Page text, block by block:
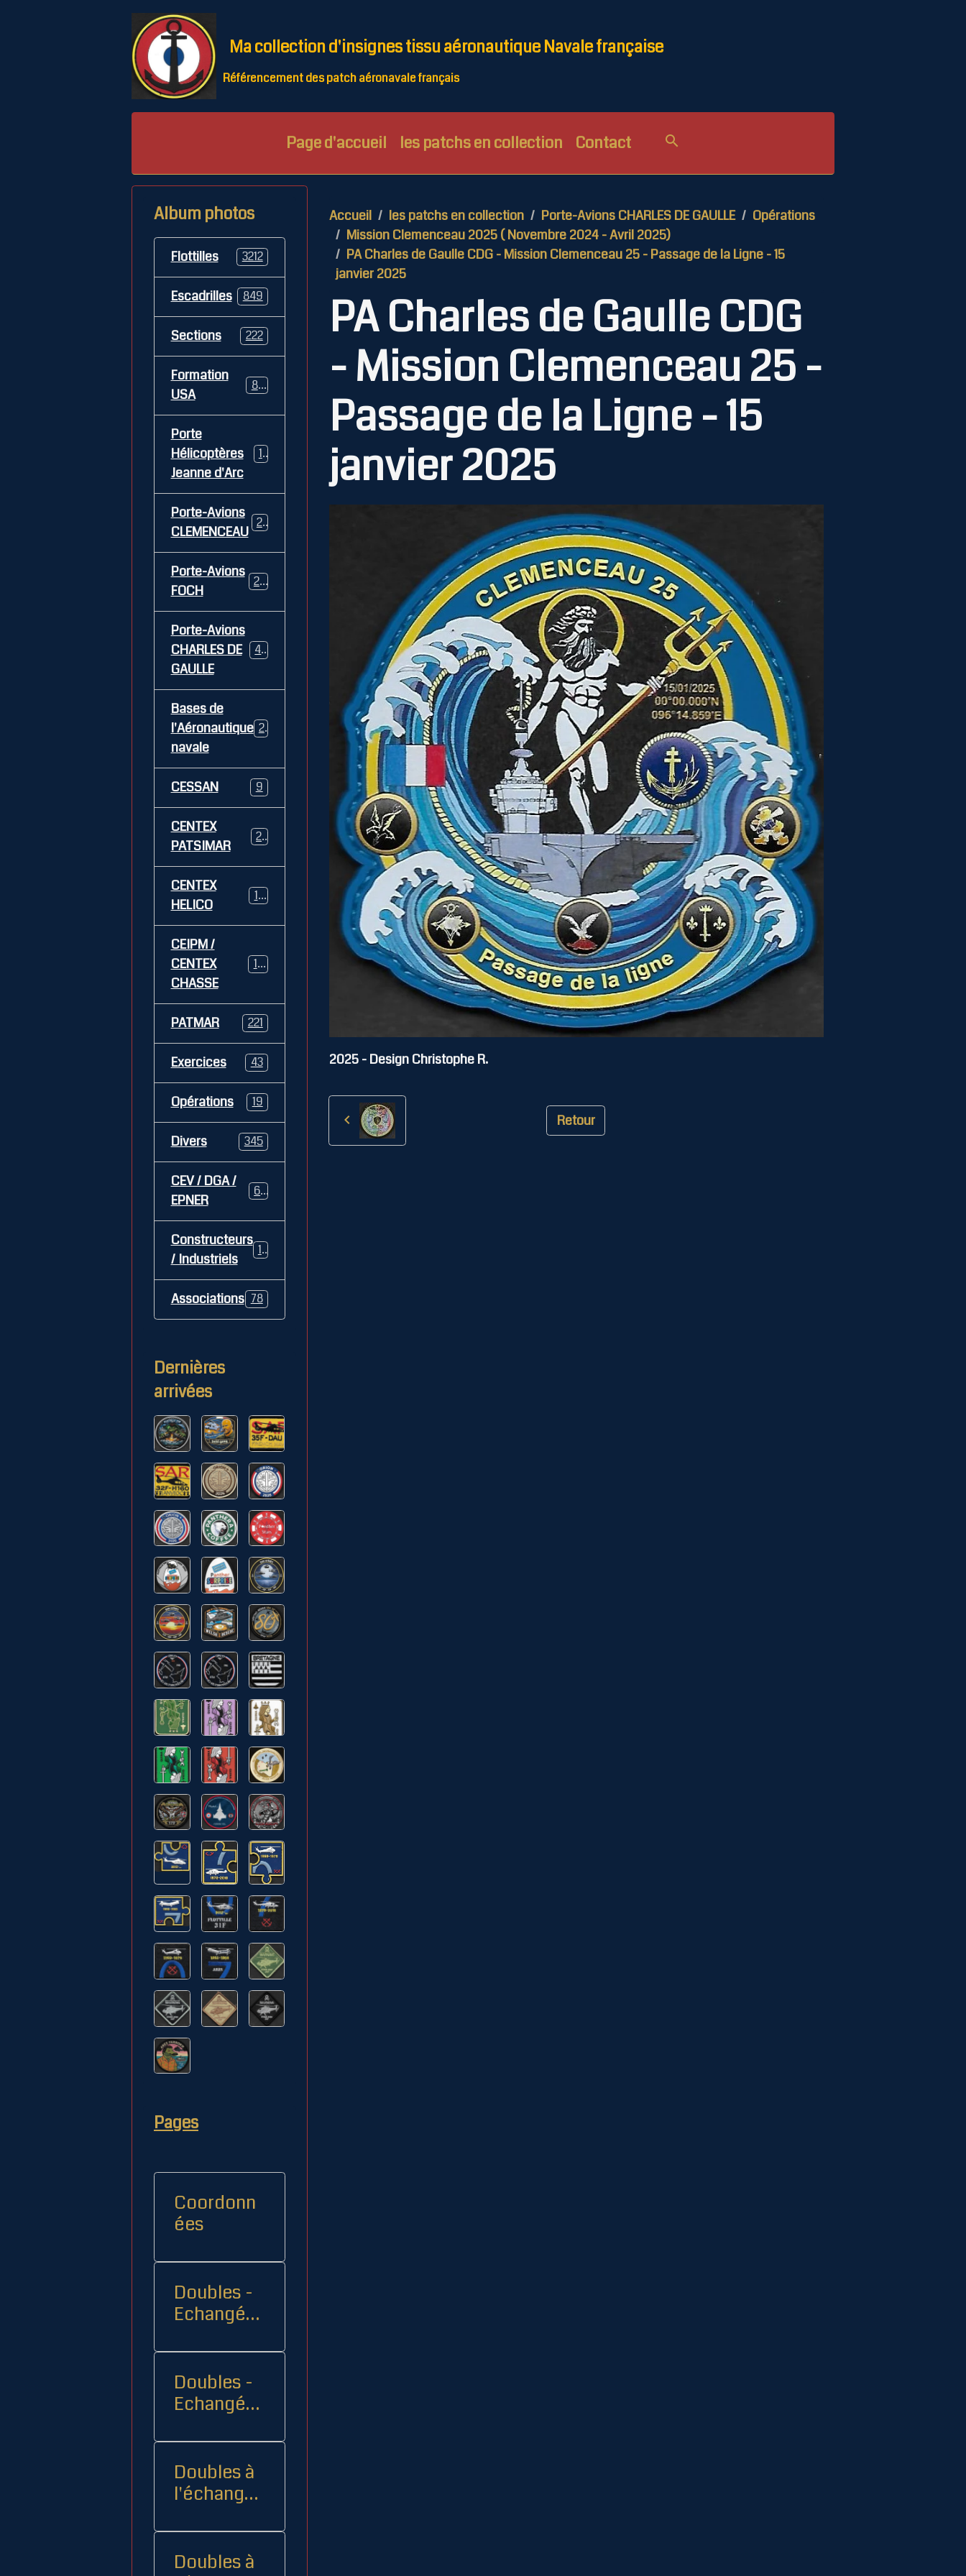
Ma collection d'insignes tissu aéronautique Navale française
Référencement des patch aéronavale français
Page d'accueil les patchs en collection Contact
Accueil les patchs en collection Porte-Avions CHARLES DE GAULLE
Opérations
Mission Clemenceau 2025 ( Novembre 2024 - Avril 2025)
PA Charles de Gaulle CDG - Mission Clemenceau 25 - Passage de la Ligne - 15
janvier 2025
PA Charles de Gaulle CDG
- Mission Clemenceau 25 -
Passage de la Ligne - 15
janvier 2025
2025 - Design Christophe R.
Retour
Album photos
Flottilles 3212
Escadrilles 849
Sections 222
Formation
USA
84
Porte
Hélicoptères
Jeanne d'Arc
12
Porte-Avions
CLEMENCEAU
26
Porte-Avions
FOCH
29
Porte-Avions
CHARLES DE
GAULLE
469
Bases de
l'Aéronautique
navale
269
CESSAN 9
CENTEX
PATSIMAR
21
CENTEX
HELICO
14
CEIPM /
CENTEX
CHASSE
108
PATMAR 221
Exercices 43
Opérations 19
Divers 345
CEV / DGA /
EPNER
62
Constructeurs
/ Industriels
127
Associations 78
Dernières
arrivées
Pages
Coordonn
ées
Doubles -
Echangés 1
Doubles -
Echangés
Doubles à
l'échange
Doubles à